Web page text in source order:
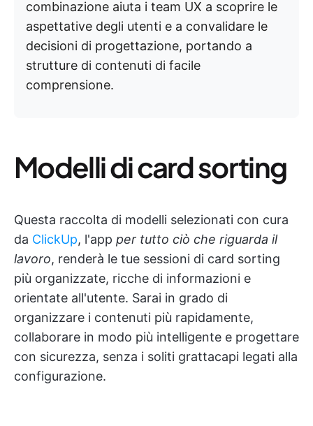
combinazione aiuta i team UX a scoprire le
aspettative degli utenti e a convalidare le
decisioni di progettazione, portando a
strutture di contenuti di facile
comprensione.
Modelli di card sorting
Questa raccolta di modelli selezionati con cura
da ClickUp, l'app per tutto ciò che riguarda il
lavoro, renderà le tue sessioni di card sorting
più organizzate, ricche di informazioni e
orientate all'utente. Sarai in grado di
organizzare i contenuti più rapidamente,
collaborare in modo più intelligente e progettare
con sicurezza, senza i soliti grattacapi legati alla
configurazione.